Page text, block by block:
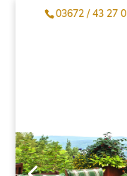
03672 / 43 27 0